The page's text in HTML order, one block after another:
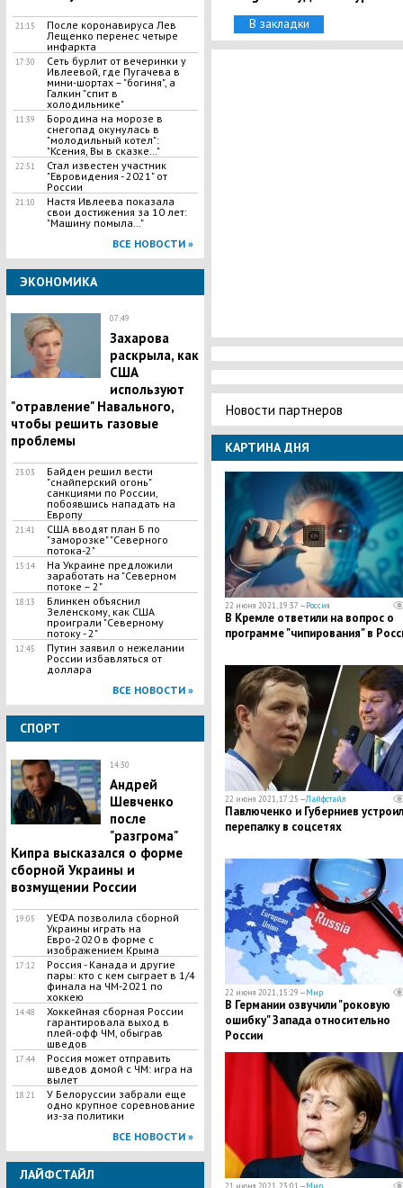
21:15
После коронавируса Лев
Лещенко перенес четыре
инфаркта
17:30
Сеть бурлит от вечеринки у
Ивлеевой, где Пугачева в
мини-шортах – "богиня", а
Галкин "спит в
холодильнике"
11:39
Бородина на морозе в
снегопад окунулась в
"молодильный котел":
"Ксения, Вы в сказке…"
22:51
Стал известен участник
"Евровидения - 2021" от
России
21:10
Настя Ивлеева показала
свои достижения за 10 лет:
"Машину помыла…"
ВСЕ НОВОСТИ »
ЭКОНОМИКА
07:49
Захарова
раскрыла, как
США
используют
"отравление" Навального,
чтобы решить газовые
проблемы
23:03
Байден решил вести
"снайперский огонь"
санкциями по России,
побоявшись нападать на
Европу
21:41
США вводят план Б по
"заморозке" "Северного
потока-2"
15:14
На Украине предложили
заработать на "Северном
потоке – 2"
18:13
Блинкен объяснил
Зеленскому, как США
проиграли "Северному
потоку - 2"
12:45
Путин заявил о нежелании
России избавляться от
доллара
ВСЕ НОВОСТИ »
СПОРТ
14:30
Андрей
Шевченко
после
"разгрома"
Кипра высказался о форме
сборной Украины и
возмущении России
19:05
УЕФА позволила сборной
Украины играть на
Евро-2020 в форме с
изображением Крыма
17:12
Россия - Канада и другие
пары: кто с кем сыграет в 1/4
финала на ЧМ-2021 по
хоккею
14:48
Хоккейная сборная России
гарантировала выход в
плей-офф ЧМ, обыграв
шведов
17:44
Россия может отправить
шведов домой с ЧМ: игра на
вылет
18:21
У Белоруссии забрали еще
одно крупное соревнование
из-за политики
ВСЕ НОВОСТИ »
ЛАЙФСТАЙЛ
В закладки
Новости партнеров
КАРТИНА ДНЯ
22 июня 2021, 19:37 —Россия
В Кремле ответили на вопрос о
программе "чипирования" в
22 июня 2021, 17:25 —Лайфстайл
Павлюченко и Губерниев
перепалку в соцсетях
22 июня 2021, 15:29 —Мир
В Германии озвучили "роковую
ошибку" Запада относительно
России
21 июня 2021, 23:01 —Мир